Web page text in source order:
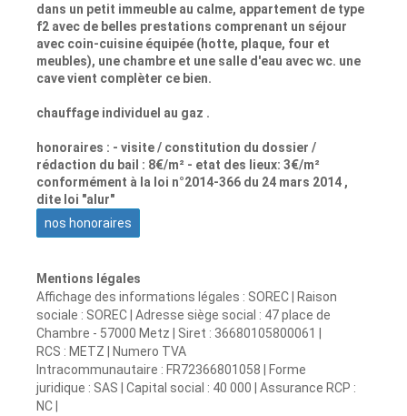
dans un petit immeuble au calme, appartement de type
f2 avec de belles prestations comprenant un séjour
avec coin-cuisine équipée (hotte, plaque, four et
meubles), une chambre et une salle d'eau avec wc. une
cave vient complèter ce bien.
chauffage individuel au gaz .
honoraires : - visite / constitution du dossier /
rédaction du bail : 8€/m² - etat des lieux: 3€/m²
conformément à la loi n°2014-366 du 24 mars 2014 ,
dite loi "alur"
nos honoraires
Mentions légales
Affichage des informations légales : SOREC | Raison
sociale : SOREC | Adresse siège social : 47 place de
Chambre - 57000 Metz | Siret : 36680105800061 |
RCS : METZ | Numero TVA
Intracommunautaire : FR72366801058 | Forme
juridique : SAS | Capital social : 40 000 | Assurance RCP :
NC |